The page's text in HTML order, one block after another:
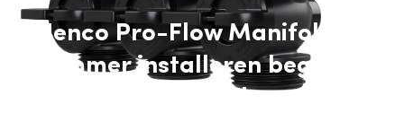
Henco Pro-Flow Manifold -
Slimmer installeren begint
bij de juiste verdeler